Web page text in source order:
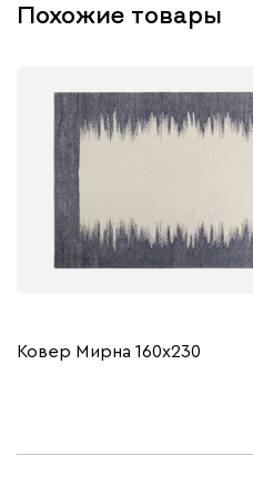
Похожие товары
Ковер Мирна 160x230